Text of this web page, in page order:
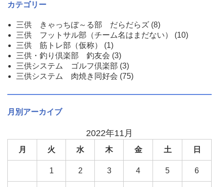
カテゴリー
三供 きゃっちぼ～る部 だらだらズ(8)
三供 フットサル部（チーム名はまだない）
(10)
三供 筋トレ部（仮称）
(1)
三供・釣り倶楽部 釣友会 (3)
三供システム ゴルフ倶楽部 (3)
三供システム 肉焼き同好会 (75)
月別アーカイブ
2022年11月
月 火 水 木 金 土 日
1 2 3 4 5 6